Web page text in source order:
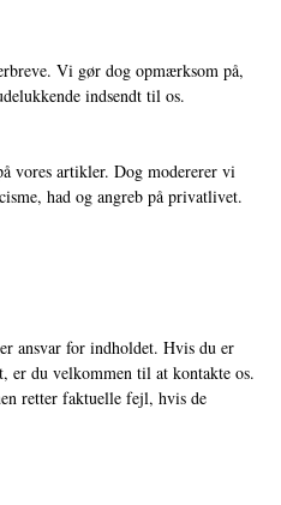
Vi gør dog opmærksom på,
indsendt til os.
vores artikler. Dog modererer vi
had og angreb på privatlivet.
ansvar for indholdet. Hvis du er
er du velkommen til at kontakte os.
retter faktuelle fejl, hvis de